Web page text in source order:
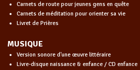
Carnets de route pour jeunes gens en quête
Carnets de méditation pour orienter sa vie
Livret de Prières
MUSIQUE
Version sonore d'une œuvre littéraire
Livre-disque naissance & enfance / CD enfance